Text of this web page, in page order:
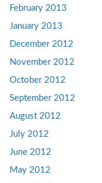
February 2013
January 2013
December 2012
November 2012
October 2012
September 2012
August 2012
July 2012
June 2012
May 2012